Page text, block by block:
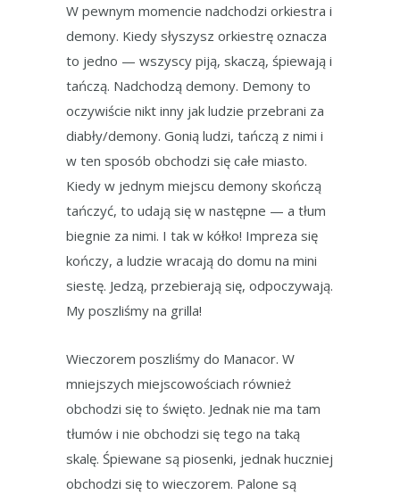
W pewnym momencie nadchodzi orkiestra i
demony. Kiedy słyszysz orkiestrę oznacza
to jedno — wszyscy piją, skaczą, śpiewają i
tańczą. Nadchodzą demony. Demony to
oczywiście nikt inny jak ludzie przebrani za
diabły/demony. Gonią ludzi, tańczą z nimi i
w ten sposób obchodzi się całe miasto.
Kiedy w jednym miejscu demony skończą
tańczyć, to udają się w następne — a tłum
biegnie za nimi. I tak w kółko! Impreza się
kończy, a ludzie wracają do domu na mini
siestę. Jedzą, przebierają się, odpoczywają.
My poszliśmy na grilla!
Wieczorem poszliśmy do Manacor. W
mniejszych miejscowościach również
obchodzi się to święto. Jednak nie ma tam
tłumów i nie obchodzi się tego na taką
skalę. Śpiewane są piosenki, jednak huczniej
obchodzi się to wieczorem. Palone są